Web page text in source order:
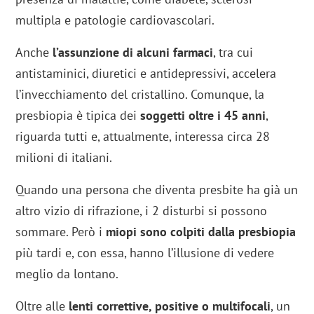
multipla e patologie cardiovascolari.
Anche l’assunzione di alcuni farmaci, tra cui
antistaminici, diuretici e antidepressivi, accelera
l’invecchiamento del cristallino. Comunque, la
presbiopia è tipica deisoggetti oltre i 45 anni,
riguarda tutti e, attualmente, interessa circa 28
milioni di italiani.
Quando una persona che diventa presbite ha già un
altro vizio di rifrazione, i 2 disturbi si possono
sommare. Però i miopi sono colpiti dalla presbiopia
più tardi e, con essa, hanno l’illusione di vedere
meglio da lontano.
Oltre alle lenti correttive, positive o multifocali, un